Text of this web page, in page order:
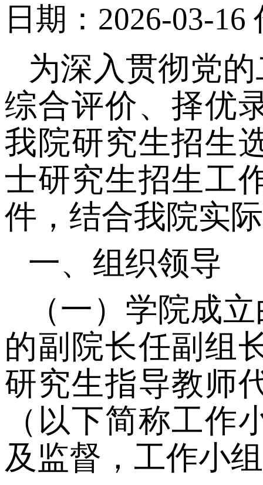
日期：2026-03-16
为深入贯彻党
综合评价、择优
我院研究生招生
士研究生招生工
件，结合我院实
一、组织领导
（一）学院成
的副院长任副组
研究生指导教师
（以下简称工
及监督 ， 工作小